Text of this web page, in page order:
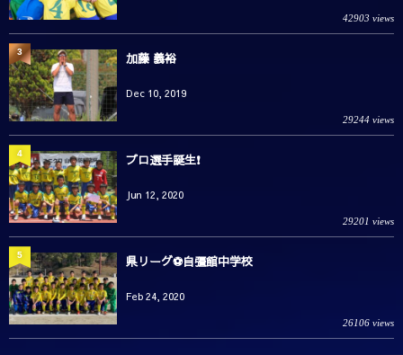
42903 views
加藤 義裕
Dec 10, 2019
29244 views
3
プロ選手誕生❗️
Jun 12, 2020
29201 views
4
県リーグ⚽️自彊館中学校
Feb 24, 2020
26106 views
5